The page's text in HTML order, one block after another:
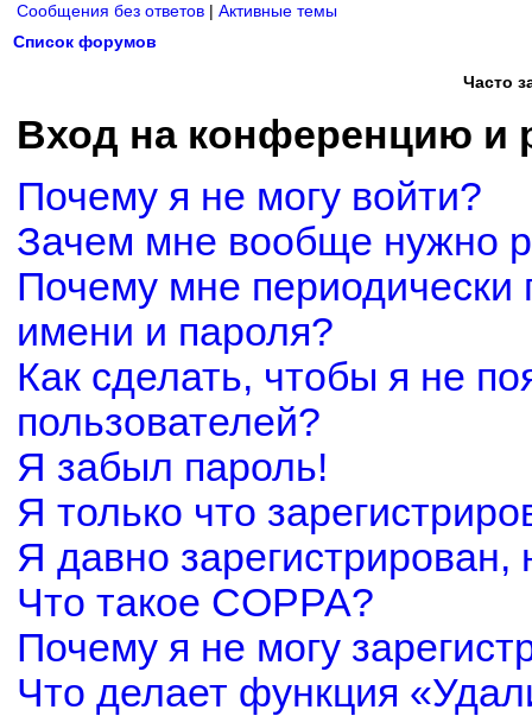
Сообщения без ответов | Активные темы
Список форумов
Часто
Вход на конференцию и
Почему я не могу войти?
Зачем мне вообще нужно
Почему мне периодически
имени и пароля?
Как сделать, чтобы я не
пользователей?
Я забыл пароль!
Я только что
Я давно
Что такое COPPA?
Почему я не могу
Что делает функция